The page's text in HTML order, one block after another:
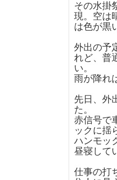
その水掛
現。空は
は色が黒
外出の予
れど、普
い。
雨が降れ
先日、外
た。
赤信号で
ックに揺
ハンモッ
昼寝して
仕事の打